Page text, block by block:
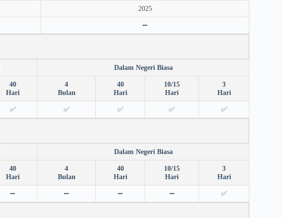
2025
➖
Dalam Negeri Biasa
40
Hari
4
Bulan
40
Hari
10/15
Hari
3
Hari
✅ ✅ ✅ ✅ ✅
Dalam Negeri Biasa
40
Hari
4
Bulan
40
Hari
10/15
Hari
3
Hari
➖ ➖ ➖ ➖ ✅